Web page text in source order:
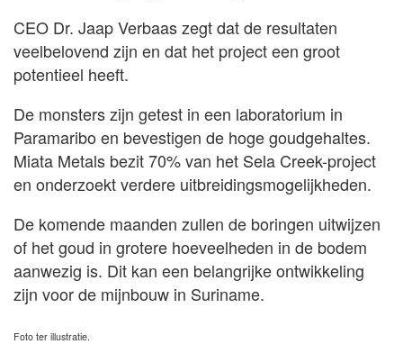
CEO Dr. Jaap Verbaas zegt dat de resultaten
veelbelovend zijn en dat het project een groot
potentieel heeft.
De monsters zijn getest in een laboratorium in
Paramaribo en bevestigen de hoge goudgehaltes.
Miata Metals bezit 70% van het Sela Creek-project
en onderzoekt verdere uitbreidingsmogelijkheden.
De komende maanden zullen de boringen uitwijzen
of het goud in grotere hoeveelheden in de bodem
aanwezig is. Dit kan een belangrijke ontwikkeling
zijn voor de mijnbouw in Suriname.
Foto ter illustratie.